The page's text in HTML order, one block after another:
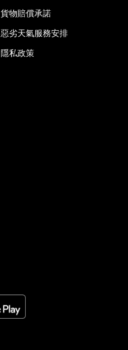
貨物賠償承諾
惡劣天氣服務安排
隱私政策